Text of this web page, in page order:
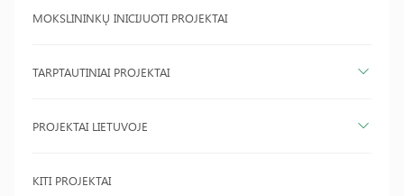
MOKSLININKŲ INICIJUOTI PROJEKTAI
TARPTAUTINIAI PROJEKTAI
PROJEKTAI LIETUVOJE
KITI PROJEKTAI